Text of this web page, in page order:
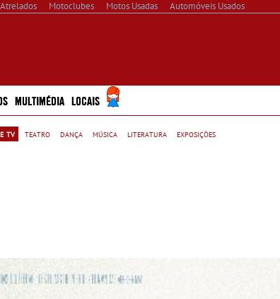
Atrelados Motoclubes Motos Usadas Automóveis Usados
MULTIMÉDIA LOCAIS
tv teatro dança música literatura exposições